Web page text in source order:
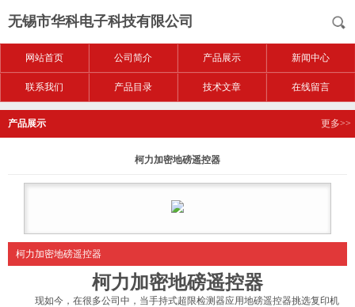
无锡市华科电子科技有限公司
网站首页 公司简介 产品展示 新闻中心
联系我们 产品目录 技术文章 在线留言
产品展示 更多>>
柯力加密地磅遥控器
柯力加密地磅遥控器
柯力加密地磅遥控器
现如今，在很多公司中，当手持式超限检测器应用地磅遥控器挑选复印机